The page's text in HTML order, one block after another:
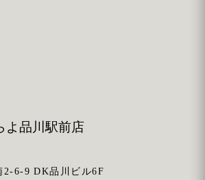
よ 品川駅前店
2-6-9 DK品川ビル6F